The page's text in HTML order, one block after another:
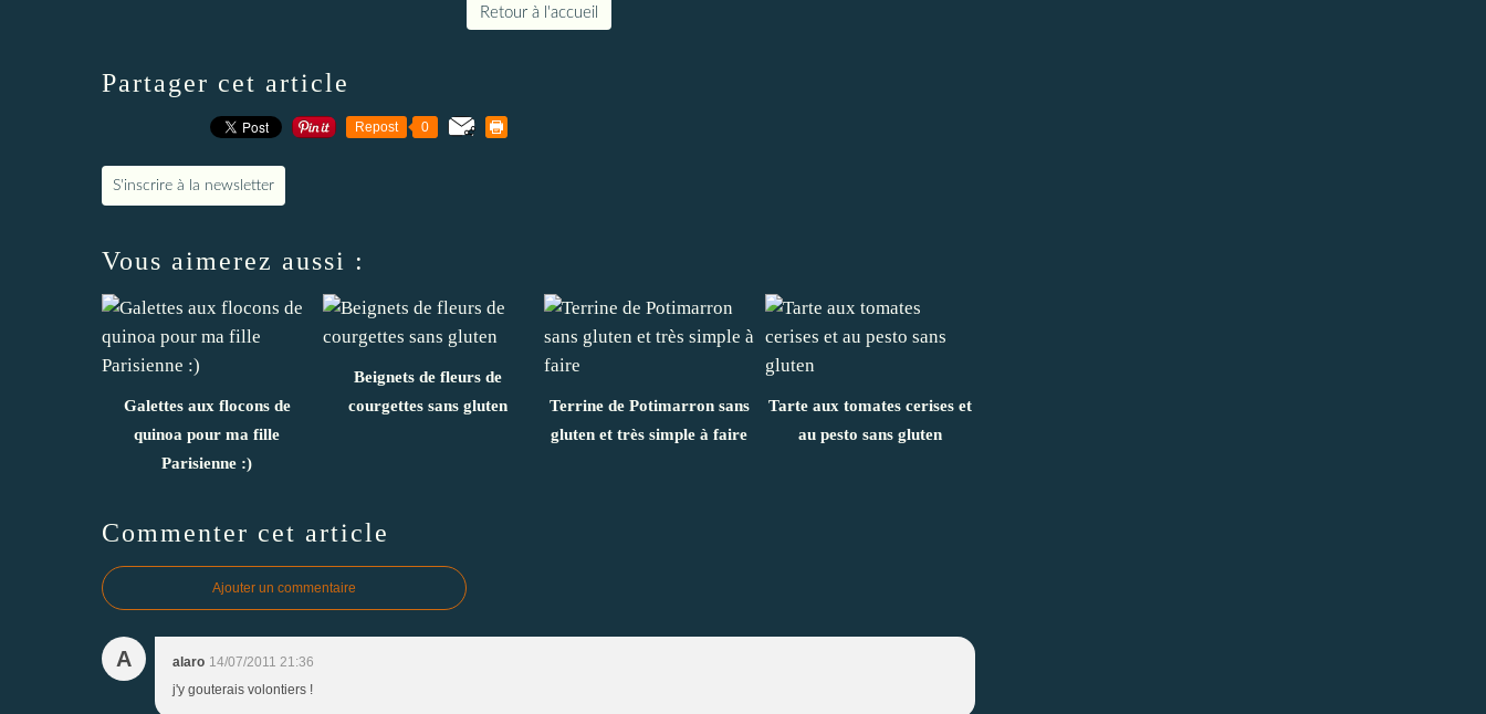
Retour à l'accueil
Partager cet article
Repost 0
S'inscrire à la newsletter
Vous aimerez aussi :
Galettes aux flocons de
quinoa pour ma fille
Parisienne :)
Beignets de fleurs de
courgettes sans gluten
Terrine de Potimarron sans
gluten et très simple à faire
Tarte aux tomates cerises et
au pesto sans gluten
Commenter cet article
Ajouter un commentaire
A alaro 14/07/2011 21:36
j'y gouterais volontiers !